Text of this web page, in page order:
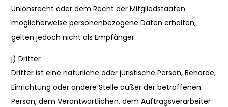
Unionsrecht oder dem Recht der Mitgliedstaaten
möglicherweise personenbezogene Daten erhalten,
gelten jedoch nicht als Empfänger.
j) Dritter
Dritter ist eine natürliche oder juristische Person, Behörde,
Einrichtung oder andere Stelle außer der betroffenen
Person, dem Verantwortlichen, dem Auftragsverarbeiter